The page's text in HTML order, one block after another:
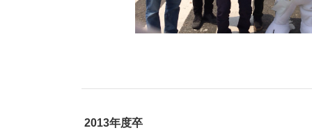
2013年度卒